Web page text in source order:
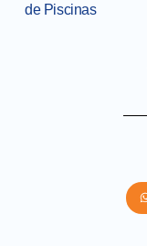
de Piscinas